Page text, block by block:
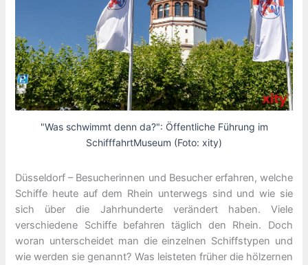
"Was schwimmt denn da?": Öffentliche Führung im
SchifffahrtMuseum (Foto: xity)
Düsseldorf – Besucherinnen und Besucher erfahren, welche
Schiffe heute auf dem Rhein unterwegs sind und wie sie
sich über die Jahrhunderte verändert haben. Viele
verschiedene Schiffe befahren täglich den Rhein. Doch
woran unterscheidet man die einzelnen Schiffstypen und
wie werden sie genannt? Was leisteten früher die hölzernen